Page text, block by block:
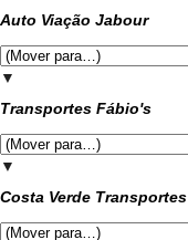
Auto Viação Jabour
▼
Transportes Fábio's
▼
Costa Verde Transportes